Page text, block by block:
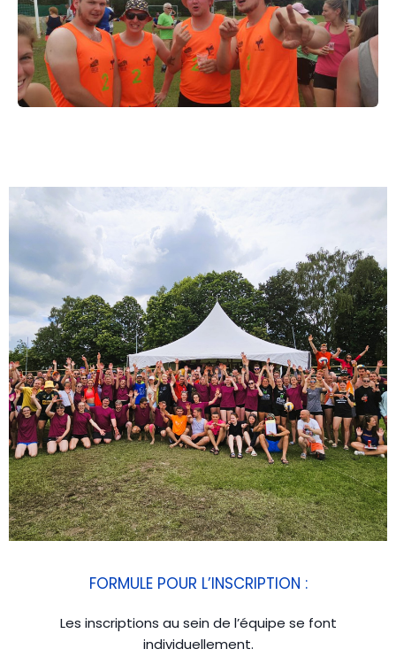
FORMULE POUR L’INSCRIPTION :
Les inscriptions au sein de l’équipe se font
individuellement.